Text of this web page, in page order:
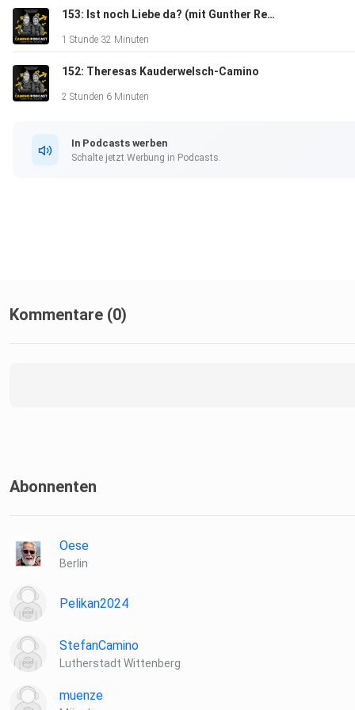
153: Ist noch Liebe da? (mit Gunther Reber)
1 Stunde 32 Minuten
152: Theresas Kauderwelsch-Camino
2 Stunden 6 Minuten
In Podcasts werben
Schalte jetzt Werbung in Podcasts.
Kommentare (0)
Abonnenten
Oese
Berlin
Pelikan2024
StefanCamino
Lutherstadt Wittenberg
muenze